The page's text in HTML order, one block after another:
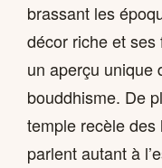
brassant les
décor riche et
un aperçu unique
bouddhisme. De
temple recèle
parlent autant à